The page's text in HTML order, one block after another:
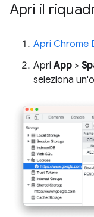
Apri il
Apri Chrome
ApriApp >
seleziona